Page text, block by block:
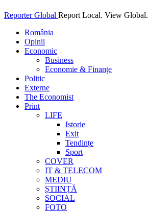
Reporter Global Report Local. View Global.
România
Opinii
Economic
Business
Economie & Finanțe
Politic
Externe
The Economist
Print
LIFE
Istorie
Exit
Tendințe
Sport
COVER
IT & TELECOM
MEDIU
ȘTIINȚĂ
SOCIAL
FOTO